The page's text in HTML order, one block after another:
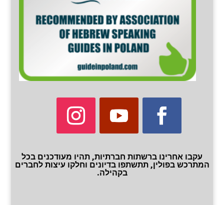
עקבו אחרינו ברשתות חברתיות, תהיו מעודכנים בכל
המתרכש בפולין, תתשתפו בדיונים וחלקו עיצות לחברים
בקהילה.